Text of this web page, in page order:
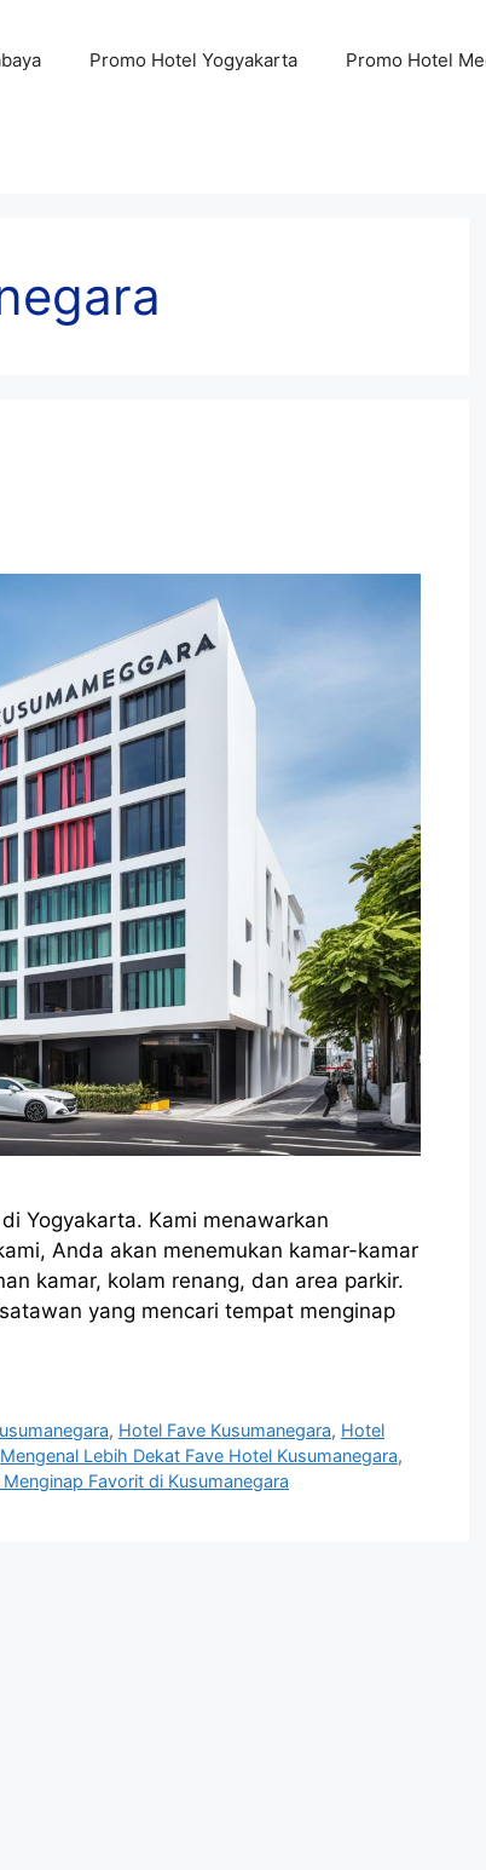
Promo Hotel Yogyakarta Promo Hotel
Yogyakarta. Kami menawarkan
Anda akan menemukan kamar-kamar
kamar, kolam renang, dan area parkir.
yang mencari tempat menginap
, Hotel Fave Kusumanegara, Hotel
Mengenal Lebih Dekat Fave Hotel Kusumanegara,
Favorit di Kusumanegara